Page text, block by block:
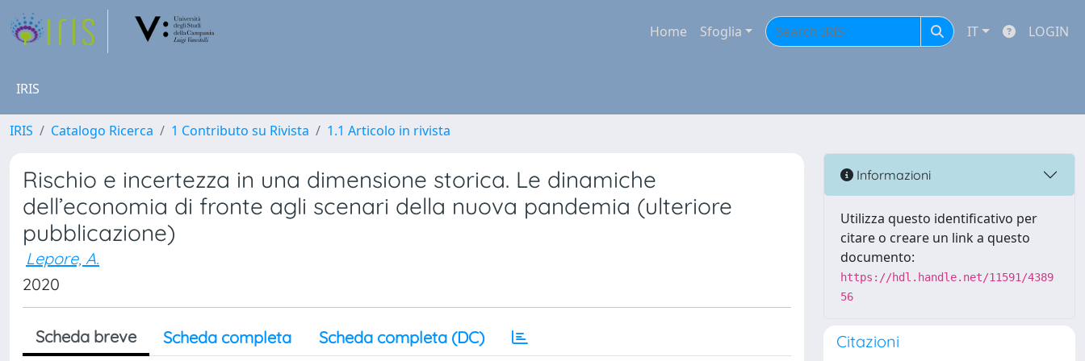
Home Sfoglia IT LOGIN
IRIS
IRIS Catalogo Ricerca 1 Contributo su Rivista 1.1 Articolo in rivista
Rischio e incertezza in una dimensione storica. Le dinamiche
dell’economia di fronte agli scenari della nuova pandemia (ulteriore
pubblicazione)
Lepore, A.
2020
Scheda breve Scheda completa Scheda completa (DC)
Informazioni
Utilizza questo identificativo per
citare o creare un link a questo
documento:
https://hdl.handle.net/11591/4389
56
Citazioni